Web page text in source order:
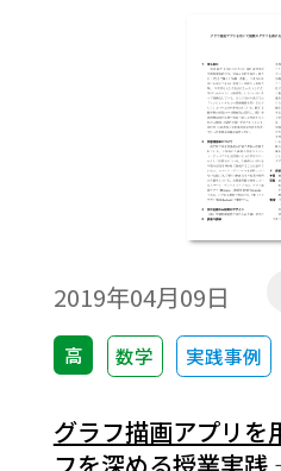
から読み取って求める
と常用対数表の活用例
ような方法でしか求め
疑問，あるいは，別解
という気持ちが湧いて
ろう。対数にはいろい
変換公式もその一つで
では対数の性質の一つ
数：logaMr＝rlogaM
の近似値を求めること
の数式は，「Tosho数
れています。ワード文
するためには，「
入されていることが必
2019年04月09日
高 数学 実践事例
グラフ描画アプリを
フを深める授業実